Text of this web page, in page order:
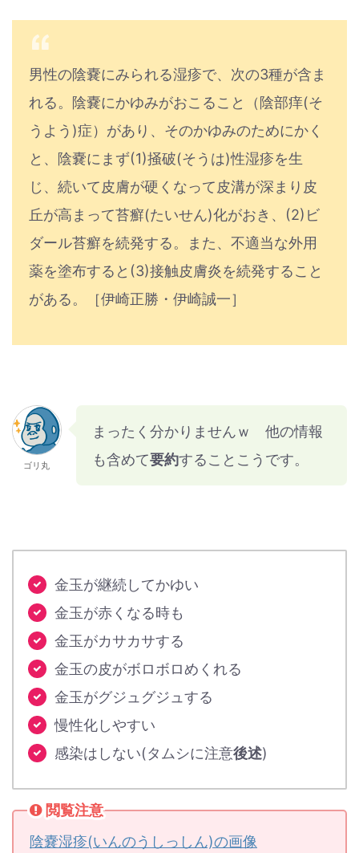
男性の陰嚢にみられる湿疹で、次の3種が含ま
れる。陰嚢にかゆみがおこること（陰部痒(そ
うよう)症）があり、そのかゆみのためにかく
と、陰嚢にまず(1)掻破(そうは)性湿疹を生
じ、続いて皮膚が硬くなって皮溝が深まり皮
丘が高まって苔癬(たいせん)化がおき、(2)ビ
ダール苔癬を続発する。また、不適当な外用
薬を塗布すると(3)接触皮膚炎を続発すること
がある。［伊崎正勝・伊崎誠一］
ゴリ丸
まったく分かりませんｗ 他の情報
も含めて要約することこうです。
金玉が継続してかゆい
金玉が赤くなる時も
金玉がカサカサする
金玉の皮がボロボロめくれる
金玉がグジュグジュする
慢性化しやすい
感染はしない(タムシに注意後述)
閲覧注意
陰嚢湿疹(いんのうしっしん)の画像